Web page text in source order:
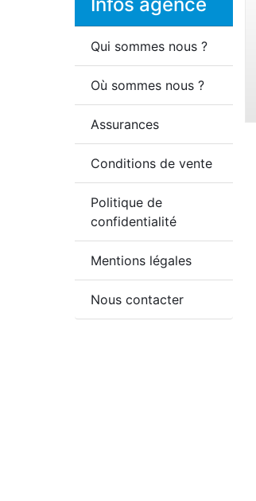
Qui sommes nous ?
Où sommes nous ?
Assurances
Conditions de vente
Politique de
confidentialité
Mentions légales
Nous contacter